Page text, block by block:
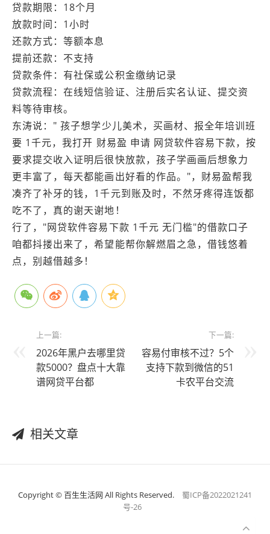
贷款期限：18个月
放款时间：1小时
还款方式：等额本息
提前还款：不支持
贷款条件：有社保或公积金缴纳记录
贷款流程：在线短信验证、注册后实名认证、提交资
料等待审核。
东涛说：" 孩子想学少儿美术，买画材、报全年培训班
要 1千元，我打开 财易盈 申请 网贷软件容易下款，按
要求提交收入证明后很快放款，孩子学画画后想象力
更丰富了，每天都能画出好看的作品。"，财易盈帮我
凑齐了补牙的钱，1千元到账及时，不然牙疼得连饭都
吃不了，真的谢天谢地！
行了，"网贷软件容易下款 1千元 无门槛"的借款口子
咱都抖搂出来了，希望能帮你解燃眉之急，借钱悠着
点，别越借越多！
上一篇:
2026年黑户去哪里贷
款5000？盘点十大靠
谱网贷平台都
下一篇:
容易付审核不过？5个
支持下款到微信的51
卡农平台交流
相关文章
Copyright © 百生生活网 All Rights Reserved.
蜀ICP备2022021241
号-26